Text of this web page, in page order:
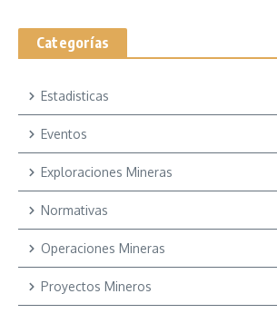
Categorías
Estadisticas
Eventos
Exploraciones Mineras
Normativas
Operaciones Mineras
Proyectos Mineros